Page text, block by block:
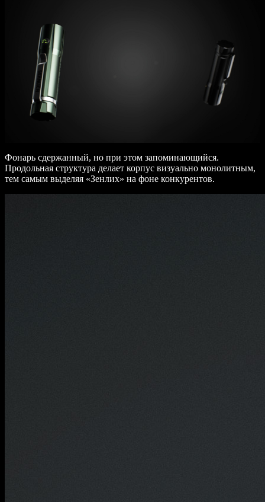
Фонарь сдержанный, но при этом запоминающийся.
Продольная структура делает корпус визуально монолитным,
тем самым выделяя «Зенлих» на фоне конкурентов.